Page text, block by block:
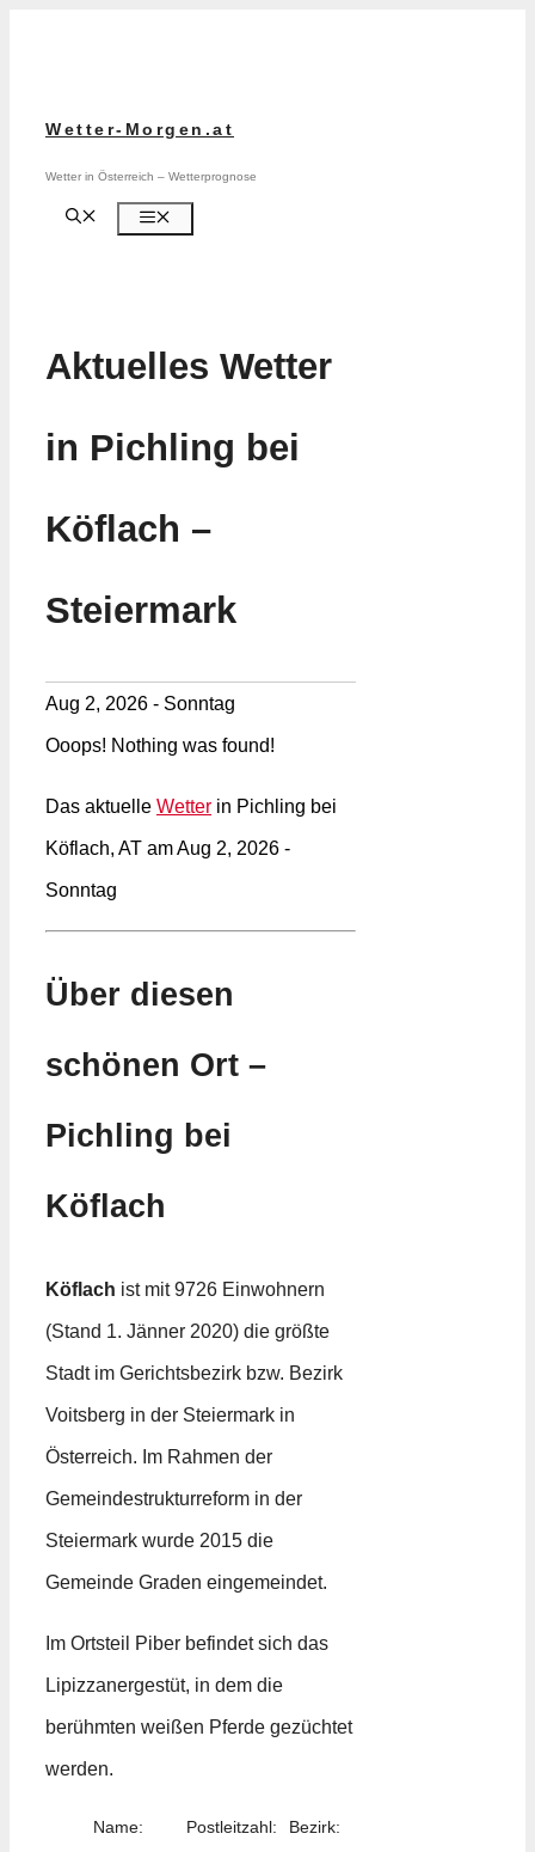
Wetter-Morgen.at
Wetter in Österreich – Wetterprognose
Aktuelles Wetter
in Pichling bei
Köflach –
Steiermark
Aug 2, 2026 - Sonntag
Ooops! Nothing was found!
Das aktuelle Wetter in Pichling bei
Köflach, AT am Aug 2, 2026 -
Sonntag
Über diesen
schönen Ort –
Pichling bei
Köflach
Köflach ist mit 9726 Einwohnern
(Stand 1. Jänner 2020) die größte
Stadt im Gerichtsbezirk bzw. Bezirk
Voitsberg in der Steiermark in
Österreich. Im Rahmen der
Gemeindestrukturreform in der
Steiermark wurde 2015 die
Gemeinde Graden eingemeindet.
Im Ortsteil Piber befindet sich das
Lipizzanergestüt, in dem die
berühmten weißen Pferde gezüchtet
werden.
Name:
Postleitzahl:
Bezirk: